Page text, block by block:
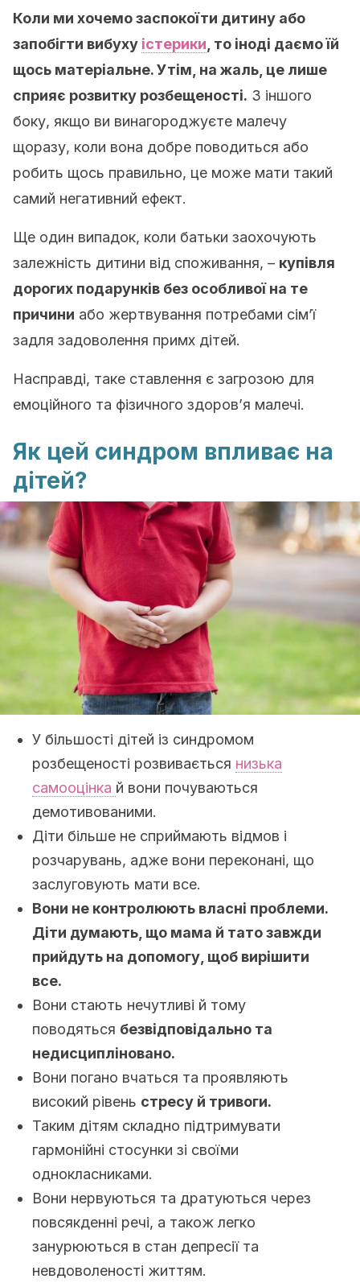
Коли ми хочемо заспокоїти дитину або
запобігти вибуху істерики , то іноді даємо їй
щось матеріальне. Утім, на жаль, це лише
сприяє розвитку розбещеності. З іншого
боку, якщо ви винагороджуєте малечу
щоразу, коли вона добре поводиться або
робить щось правильно, це може мати такий
самий негативний ефект.
Ще один випадок, коли батьки заохочують
залежність дитини від споживання, – купівля
дорогих подарунків без особливої на те
причини або жертвування потребами сім’ї
задля задоволення примх дітей.
Насправді, таке ставлення є загрозою для
емоційного та фізичного здоров’я малечі.
Як цей синдром впливає на
дітей?
У більшості дітей із синдромом
розбещеності розвивається низька
самооцінка й вони почуваються
демотивованими.
Діти більше не сприймають відмов і
розчарувань, адже вони переконані, що
заслуговують мати все.
Вони не контролюють власні проблеми.
Діти думають, що мама й тато завжди
прийдуть на допомогу, щоб вирішити
все.
Вони стають нечутливі й тому
поводяться безвідповідально та
недисципліновано.
Вони погано вчаться та проявляють
високий рівень стресу й тривоги.
Таким дітям складно підтримувати
гармонійні стосунки зі своїми
однокласниками.
Вони нервуються та дратуються через
повсякденні речі, а також легко
занурюються в стан депресії та
невдоволеності життям.